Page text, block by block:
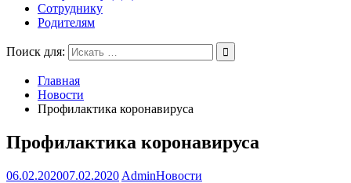
Сотруднику
Родителям
Поиск для:
Главная
Новости
Профилактика коронавируса
Профилактика коронавируса
06.02.202007.02.2020 AdminНовости